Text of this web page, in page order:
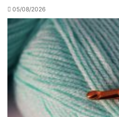
05/08/2026